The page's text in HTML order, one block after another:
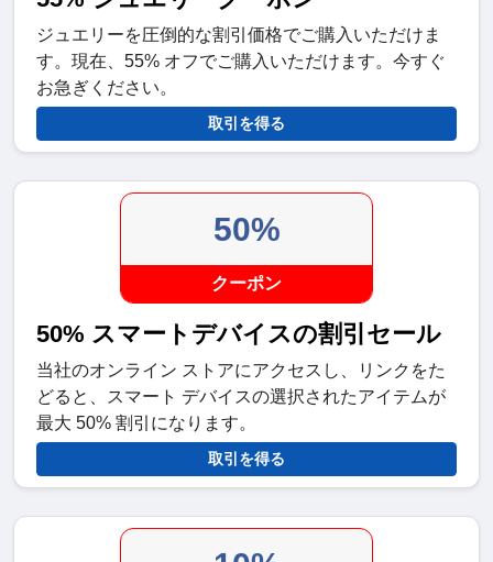
ジュエリーを圧倒的な割引価格でご購入いただけま
す。現在、55% オフでご購入いただけます。今すぐ
お急ぎください。
取引を得る
50%
クーポン
50% スマートデバイスの割引セール
当社のオンライン ストアにアクセスし、リンクをた
どると、スマート デバイスの選択されたアイテムが
最大 50% 割引になります。
取引を得る